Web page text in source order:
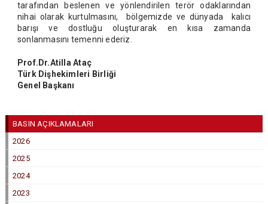
tarafından beslenen ve yönlendirilen terör odaklarından
nihai olarak kurtulmasını, bölgemizde ve dünyada kalıcı
barışı ve dostluğu oluşturarak en kısa zamanda
sonlanmasını temenni ederiz.
Prof.Dr.Atilla Ataç
Türk Dişhekimleri Birliği
Genel Başkanı
BASIN AÇIKLAMALARI
2026
2025
2024
2023